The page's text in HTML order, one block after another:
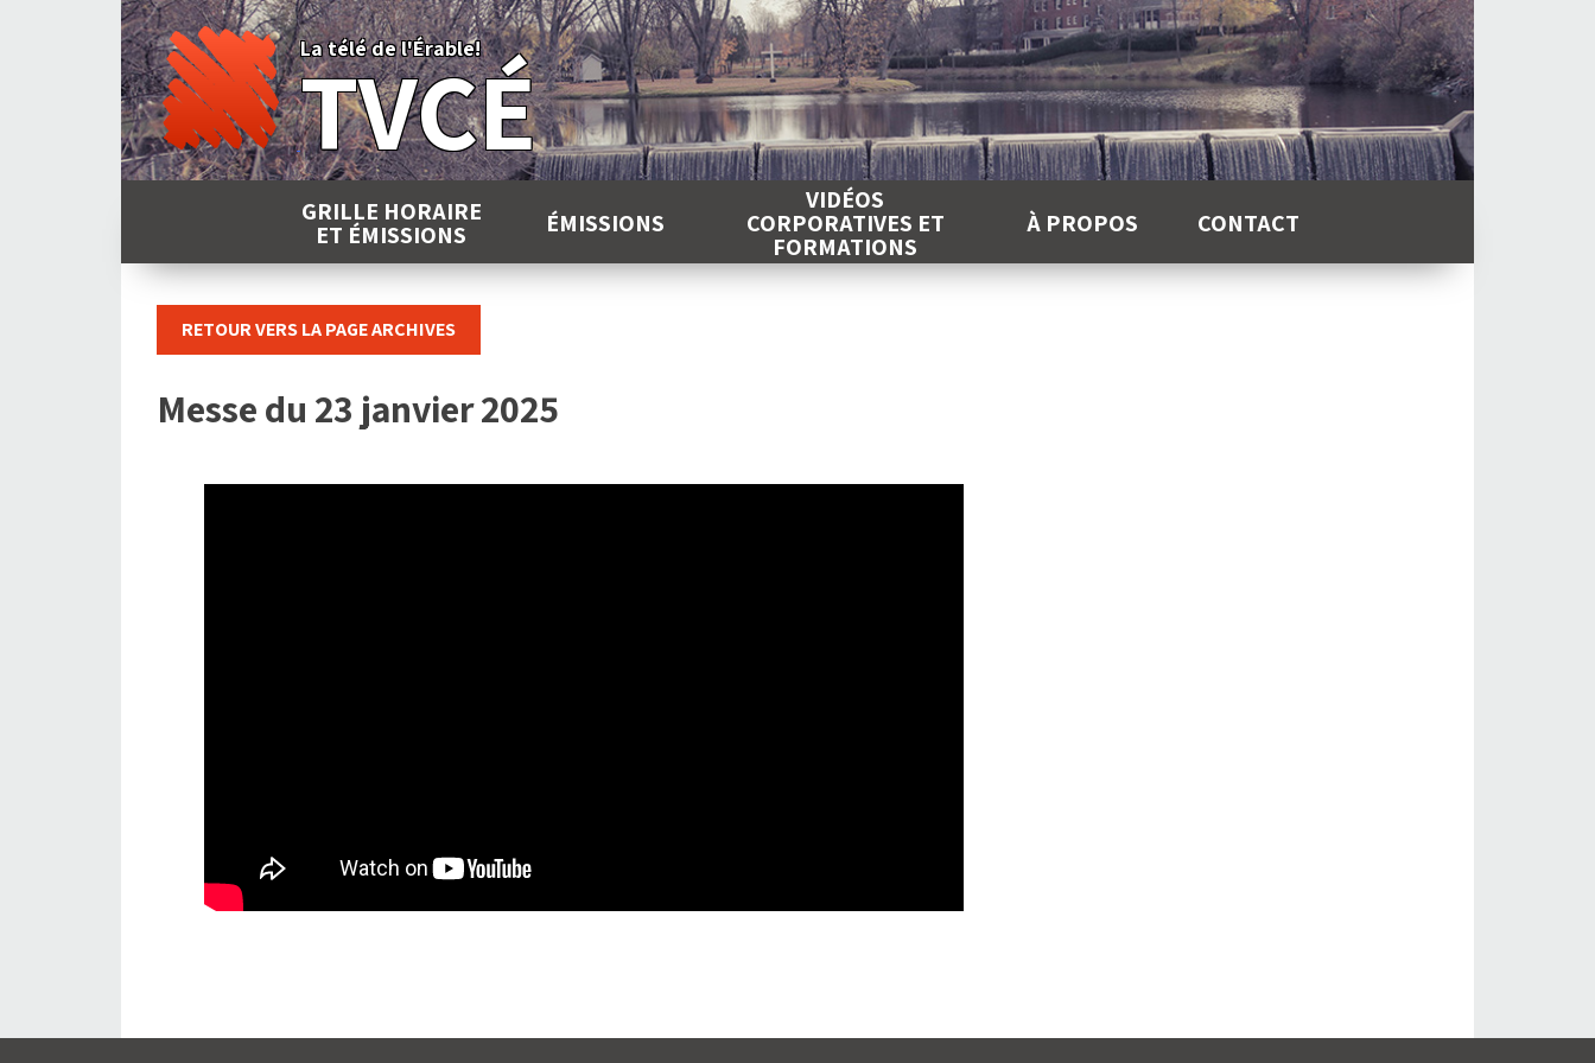
La télé de l'Érable!
TVCÉ
GRILLE HORAIRE
ET ÉMISSIONS ÉMISSIONS
VIDÉOS
CORPORATIVES ET
FORMATIONS
À PROPOS CONTACT
RETOUR VERS LA PAGE ARCHIVES
Messe du 23 janvier 2025